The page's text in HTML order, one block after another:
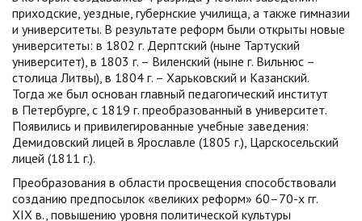
приходские, уездные, губернские училища, а также гимназии
и университеты. В результате реформ были открыты новые
университеты: в 1802 г. Дерптский (ныне Тартуский
университет), в 1803 г. – Виленский (ныне г. Вильнюс –
столица Литвы), в 1804 г. – Харьковский и Казанский.
Тогда же был основан главный педагогический институт
в Петербурге, с 1819 г. преобразованный в университет.
Появились и привилегированные учебные заведения:
Демидовский лицей в Ярославле (1805 г.), Царскосельский
лицей (1811 г.).
Преобразования в области просвещения способствовали
созданию предпосылок «великих реформ» 60–70-х гг.
XIX в., повышению уровня политической культуры